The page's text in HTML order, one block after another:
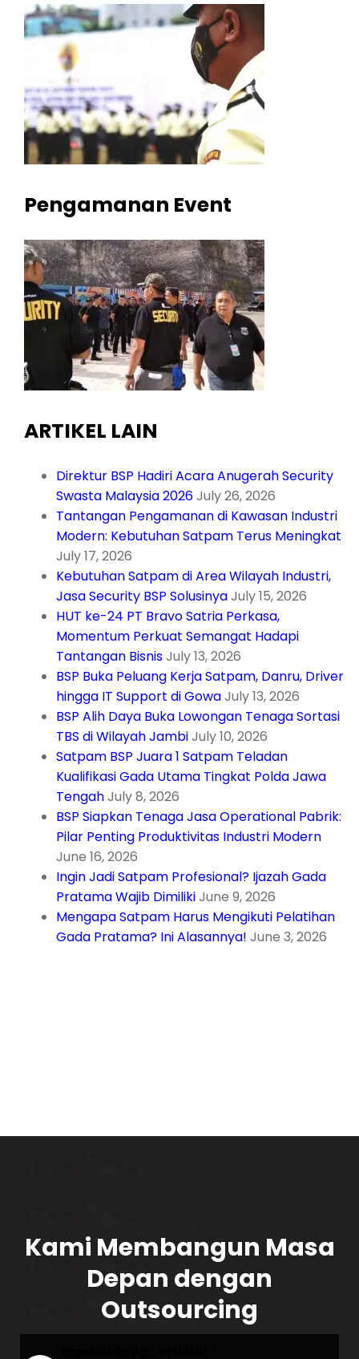
Pengamanan Event
ARTIKEL LAIN
Direktur BSP Hadiri Acara Anugerah Security
Swasta Malaysia 2026July 26, 2026
Tantangan Pengamanan di Kawasan Industri
Modern: Kebutuhan Satpam Terus Meningkat
July 17, 2026
Kebutuhan Satpam di Area Wilayah Industri,
Jasa Security BSP SolusinyaJuly 15, 2026
HUT ke-24 PT Bravo Satria Perkasa,
Momentum Perkuat Semangat Hadapi
Tantangan BisnisJuly 13, 2026
BSP Buka Peluang Kerja Satpam, Danru, Driver
hingga IT Support di GowaJuly 13, 2026
BSP Alih Daya Buka Lowongan Tenaga Sortasi
TBS di Wilayah JambiJuly 10, 2026
Satpam BSP Juara 1 Satpam Teladan
Kualifikasi Gada Utama Tingkat Polda Jawa
TengahJuly 8, 2026
BSP Siapkan Tenaga Jasa Operational Pabrik:
Pilar Penting Produktivitas Industri Modern
June 16, 2026
Ingin Jadi Satpam Profesional? Ijazah Gada
Pratama Wajib DimilikiJune 9, 2026
Mengapa Satpam Harus Mengikuti Pelatihan
Gada Pratama? Ini Alasannya! June 3, 2026
Kami Membangun Masa
Depan dengan
Outsourcing